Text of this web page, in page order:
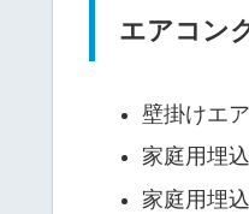
エアコン
壁掛けエ
家庭用埋
家庭用埋